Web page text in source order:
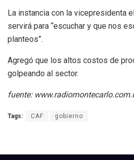
La instancia con la vicepresidenta
servirá para “escuchar y que nos
planteos”.
Agregó que los altos costos de
golpeando al sector.
fuente:
Tags: CAF gobierno